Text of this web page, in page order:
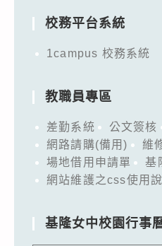
校務平台系統
1campus 校務系統
教職員專區
差勤系統 公文簽核
網路請購(備用)
維
場地借用申請單
基
網站維護之css使用
基隆女中校園行事